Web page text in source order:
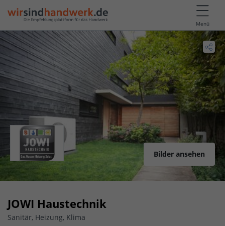
Menü
Bilder ansehen
JOWI Haustechnik
Sanitär, Heizung, Klima